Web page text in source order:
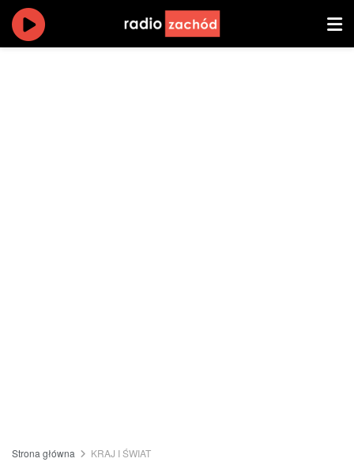
Strona główna KRAJ I ŚWIAT